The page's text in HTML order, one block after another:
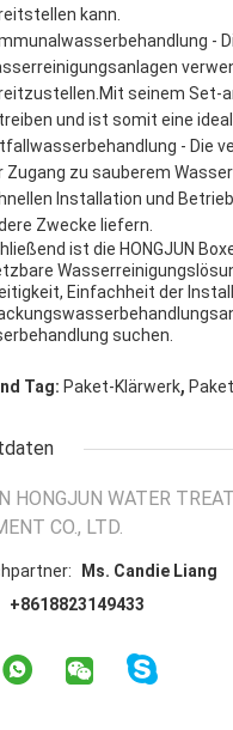
kann.
-
seinem Set-
und ist somit eine
- Die
Zugang zu sauberem
Installation und
Zwecke liefern.
ist die HONGJUN
Einfachheit der
suchen.
Tag: Paket-Klärwerk,
HONGJUN WATER
CO., LTD.
Ms. Candie Liang
+8618823149433